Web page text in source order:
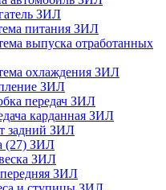
ЗИЛ
питания ЗИЛ
выпуска отработанных
охлаждения ЗИЛ
ЗИЛ
передач ЗИЛ
карданная ЗИЛ
задний ЗИЛ
(27) ЗИЛ
ЗИЛ
ЗИЛ